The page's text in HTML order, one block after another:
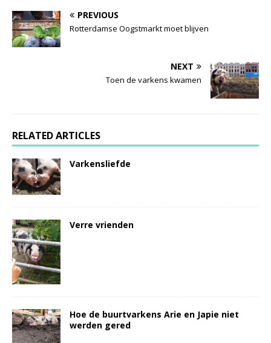
PREVIOUS
Rotterdamse Oogstmarkt moet blijven
NEXT
Toen de varkens kwamen
RELATED ARTICLES
Varkensliefde
Verre vrienden
Hoe de buurtvarkens Arie en Japie niet
werden gered